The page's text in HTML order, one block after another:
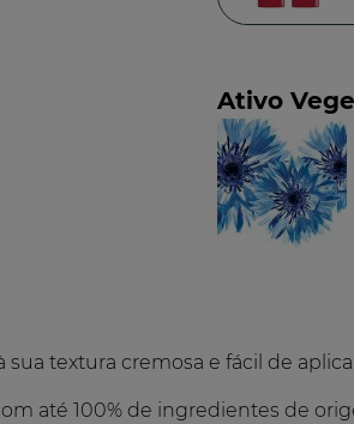
Ativo
textura cremosa e fácil de
até 100% de ingredientes de